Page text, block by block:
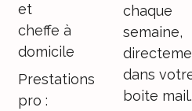
et
cheffe à
domicile
Prestations
pro :
chaque
semaine,
dans
boite mail.